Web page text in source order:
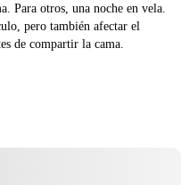
Para otros, una noche en vela.
pero también afectar el
de compartir la cama.